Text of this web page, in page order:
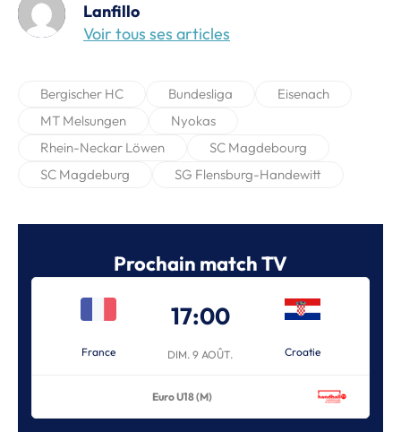
Lanfillo
Voir tous ses articles
Bergischer HC Bundesliga
Eisenach
MT Melsungen
Nyokas
Rhein-Neckar Löwen
SC Magdebourg
SC Magdeburg
SG Flensburg-Handewitt
Prochain match TV
France
17:00
DIM. 9 AOÛT. Croatie
Euro U18 (M)